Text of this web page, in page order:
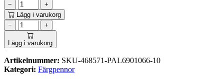
−
+
Lägg i varukorg
−
+
Lägg i varukorg
Artikelnummer: SKU-468571-PAL6901066-10
Kategori: Färgpennor